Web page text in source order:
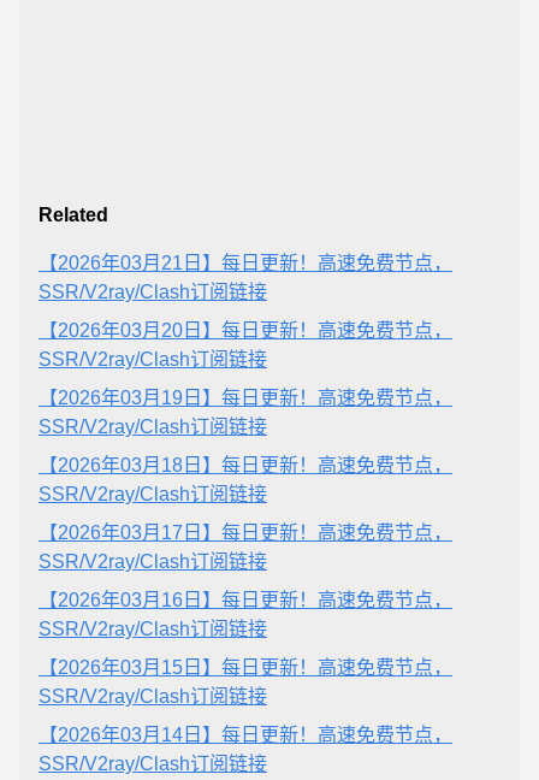
Related
【2026年03月21日】每日更新！高速免费节点，
SSR/V2ray/Clash订阅链接
【2026年03月20日】每日更新！高速免费节点，
SSR/V2ray/Clash订阅链接
【2026年03月19日】每日更新！高速免费节点，
SSR/V2ray/Clash订阅链接
【2026年03月18日】每日更新！高速免费节点，
SSR/V2ray/Clash订阅链接
【2026年03月17日】每日更新！高速免费节点，
SSR/V2ray/Clash订阅链接
【2026年03月16日】每日更新！高速免费节点，
SSR/V2ray/Clash订阅链接
【2026年03月15日】每日更新！高速免费节点，
SSR/V2ray/Clash订阅链接
【2026年03月14日】每日更新！高速免费节点，
SSR/V2ray/Clash订阅链接